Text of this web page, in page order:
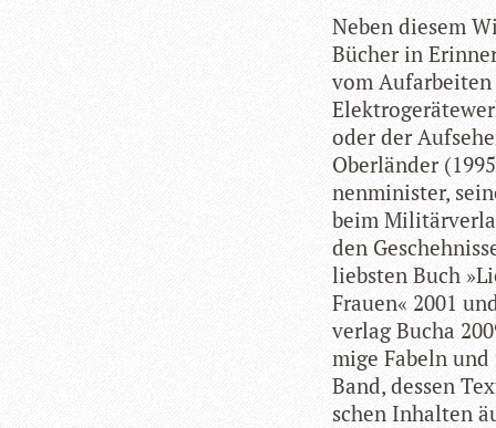
Neben die­sem
Bücher in
vom Auf­ar­bei­ten
oder der
Ober­län­der
nen­mi­nis­ter,
beim
den
liebs­ten Buch
Frauen« 2001
ver­lag Bucha
mige Fabeln
Band, des­sen
schen Inhal­ten